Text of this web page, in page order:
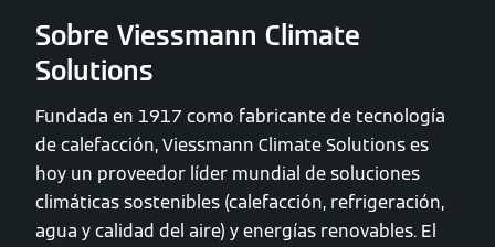
Sobre Viessmann Climate
Solutions
Fundada en 1917 como fabricante de tecnología
de calefacción, Viessmann Climate Solutions es
hoy un proveedor líder mundial de soluciones
climáticas sostenibles (calefacción, refrigeración,
agua y calidad del aire) y energías renovables. El